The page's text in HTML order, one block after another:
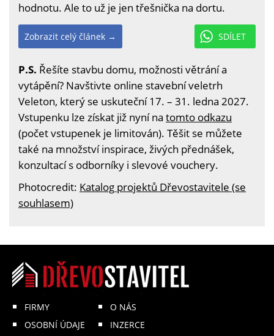
hodnotu. Ale to už je jen třešnička na dortu.
SDÍLET
Zobrazit celý článek →
P.S. Řešíte stavbu domu, možnosti větrání a
vytápění? Navštivte online stavební veletrh
Veleton, který se uskuteční 17. – 31. ledna 2027.
Vstupenku lze získat již nyní na tomto odkazu
(počet vstupenek je limitován). Těšit se můžete
také na množství inspirace, živých přednášek,
konzultací s odborníky i slevové vouchery.
Photocredit: Katalog projektů Dřevostavitele (se
souhlasem)
FIRMY
OSOBNÍ ÚDAJE
O NÁS
INZERCE